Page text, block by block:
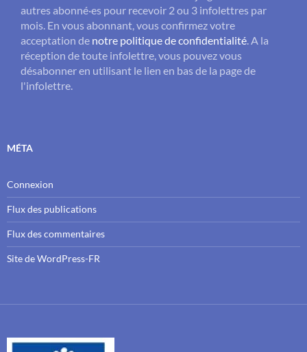
autres abonné·es pour recevoir 2 ou 3 infolettres par
mois. En vous abonnant, vous confirmez votre
acceptation de notre politique de confidentialité . A la
réception de toute infolettre, vous pouvez vous
désabonner en utilisant le lien en bas de la page de
l'infolettre.
MÉTA
Connexion
Flux des publications
Flux des commentaires
Site de WordPress-FR